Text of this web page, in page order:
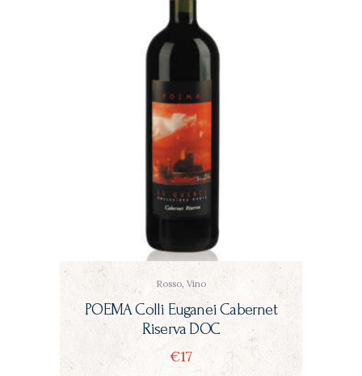
Rosso, Vino
POEMA Colli Euganei Cabernet
Riserva DOC
€17